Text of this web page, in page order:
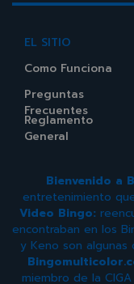
EL SITIO
Como Funciona
Preguntas
Frecuentes
Reglamento
General
Bienvenido a
entretenimiento
Video Bingo:
encontraban en los
y Keno son algunas
miembro de la